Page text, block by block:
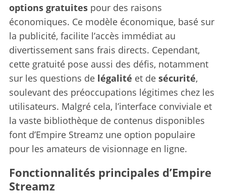
options gratuitespour des raisons
économiques. Ce modèle économique, basé sur
la publicité, facilite l’accès immédiat au
divertissement sans frais directs. Cependant,
cette gratuité pose aussi des défis, notamment
sur les questions de légalité et de sécurité,
soulevant des préoccupations légitimes chez les
utilisateurs. Malgré cela, l’interface conviviale et
la vaste bibliothèque de contenus disponibles
font d’Empire Streamz une option populaire
pour les amateurs de visionnage en ligne.
Fonctionnalités principales d’Empire
Streamz